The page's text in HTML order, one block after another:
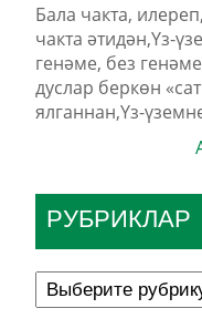
Бала чакта,
чакта әтидән,Үз-
генәме, без
дуслар беркөн
ялганнан,Үз-
РУБРИКЛАР